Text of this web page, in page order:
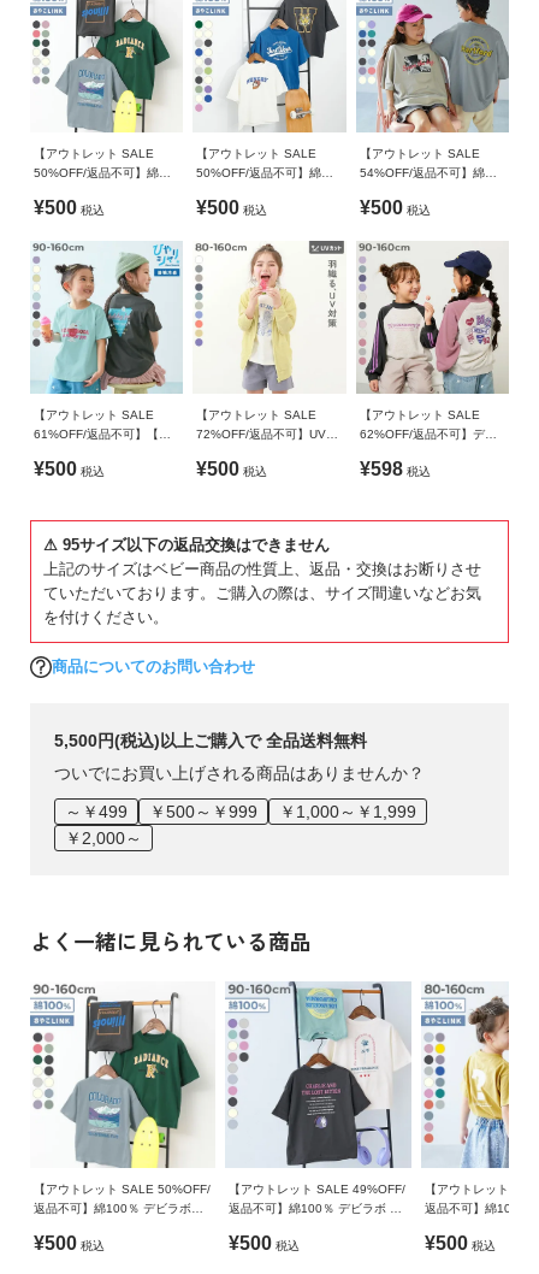
【アウトレット SALE
50%OFF/返品不可】綿
エット プリント半袖Tシャ
¥500 税込
【アウトレット SALE
50%OFF/返品不可】綿
エット プリント半袖Tシャ
¥500 税込
【アウトレット SALE
54%OFF/返品不可】綿
BIGシルエット プリント半
¥500 税込
【アウトレット SALE
61%OFF/返品不可】【ひ
ラボ ガールズ プリント半
¥500 税込
【アウトレット SALE
72%OFF/返品不可】UVカ
¥500 税込
【アウトレット SALE
62%OFF/返品不可】デビ
グラン トレーナー
¥598 税込
⚠ 95サイズ以下の返品交換はできません
上記のサイズはベビー商品の性質上、返品・交換はお断りさせ
ていただいております。ご購入の際は、サイズ間違いなどお気
を付けください。
商品についてのお問い合わせ
5,500円(税込)以上ご購入で 全品送料無料
ついでにお買い上げされる商品はありませんか？
～￥499
￥500～￥999
￥1,000～￥1,999
￥2,000～
よく一緒に見られている商品
【アウトレット SALE 50%OFF/
返品不可】綿100％ デビラボ
ャツ
¥500 税込
【アウトレット SALE 49%OFF/
返品不可】綿100％ デビラボ ガ
半袖Tシャツ
¥500 税込
【アウトレット
返品不可】綿100％
シャツ
¥500 税込